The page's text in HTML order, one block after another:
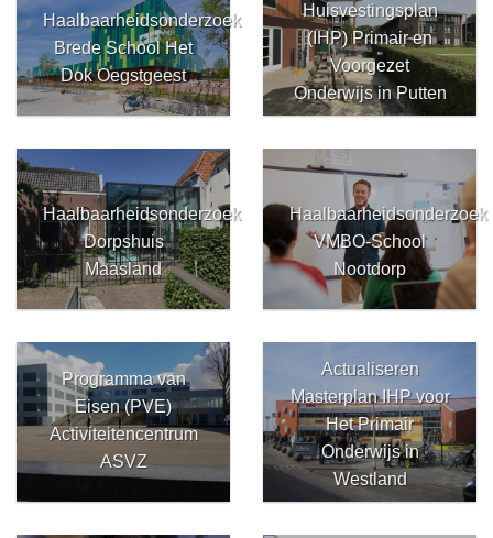
Haalbaarheidsonderzoek
Brede School Het
Dok Oegstgeest
Huisvestingsplan
(IHP) Primair en
Voorgezet
Onderwijs in Putten
Haalbaarheidsonderzoek
Dorpshuis
Maasland
Haalbaarheidsonderzoek
VMBO-School
Nootdorp
Programma van
Eisen (PVE)
Activiteitencentrum
ASVZ
Actualiseren
Masterplan IHP voor
Het Primair
Onderwijs in
Westland